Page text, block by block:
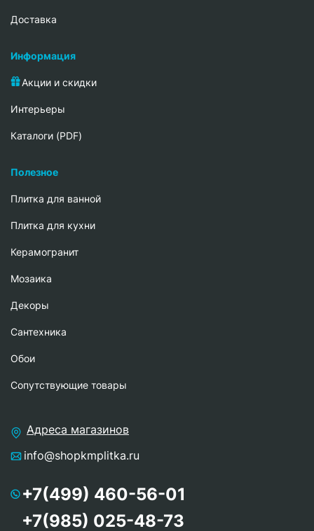
Доставка
Информация
Акции и скидки
Интерьеры
Каталоги (PDF)
Полезное
Плитка для ванной
Плитка для кухни
Керамогранит
Мозаика
Декоры
Сантехника
Обои
Сопутствующие товары
Адреса магазинов
info@shopkmplitka.ru
+7(499) 460-56-01
+7(985) 025-48-73